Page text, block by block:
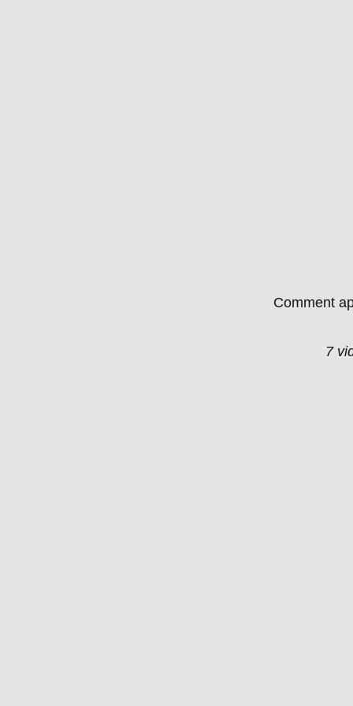
Comment
7